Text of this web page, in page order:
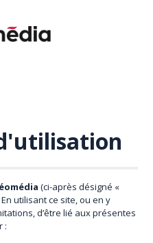
(ci-après désigné «
utilisant ce site, ou en y
d’être lié aux présentes
: